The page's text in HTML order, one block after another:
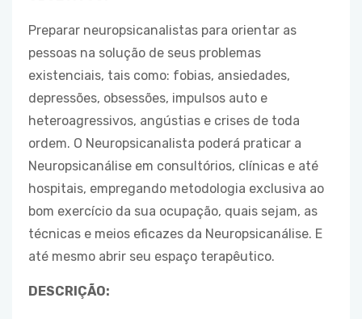
Preparar neuropsicanalistas para orientar as
pessoas na solução de seus problemas
existenciais, tais como: fobias, ansiedades,
depressões, obsessões, impulsos auto e
heteroagressivos, angústias e crises de toda
ordem. O Neuropsicanalista poderá praticar a
Neuropsicanálise em consultórios, clínicas e até
hospitais, empregando metodologia exclusiva ao
bom exercício da sua ocupação, quais sejam, as
técnicas e meios eficazes da Neuropsicanálise. E
até mesmo abrir seu espaço terapêutico.
DESCRIÇÃO: